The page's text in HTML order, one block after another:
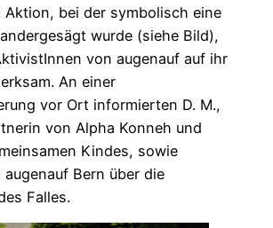
bei der symbolisch eine
wurde (siehe Bild),
von augenauf auf ihr
An einer
vor Ort informierten D. M.,
von Alpha Konneh und
Kindes, sowie
Bern über die
Falles.